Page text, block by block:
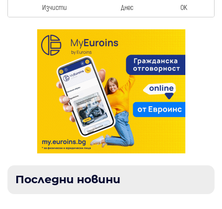
Изчисти Днес OK
Последни новини